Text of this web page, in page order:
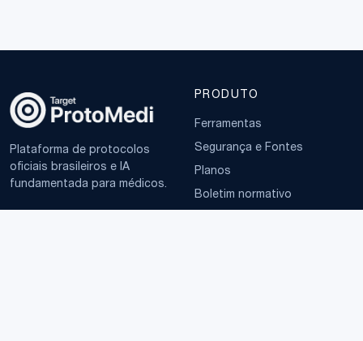
Plataforma de protocolos
oficiais brasileiros e IA
fundamentada para médicos.
PRODUTO
Ferramentas
Segurança e Fontes
Planos
Boletim normativo